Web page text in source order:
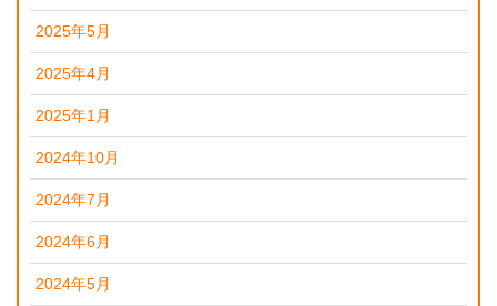
2025年5月
2025年4月
2025年1月
2024年10月
2024年7月
2024年6月
2024年5月